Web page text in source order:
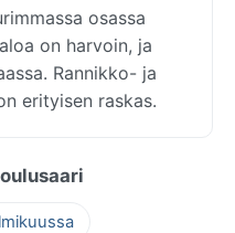
osassa
on harvoin, ja
Rannikko- ja
erityisen raskas.